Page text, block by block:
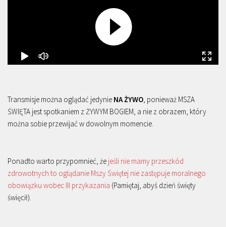
Transmisje można oglądać jedynie NA ŻYWO, ponieważ MSZA
ŚWIĘTA jest spotkaniem z ŻYWYM BOGIEM, a nie z obrazem, który
można sobie przewijać w dowolnym momencie.
Ponadto warto przypomnieć, że jeśli nie mamy przeszkód
zdrowotnych to oglądanie Mszy Świętej nie zastępuje moralnego
obowiązku wobec III przykazania (Pamiętaj, abyś dzień święty
święcił).